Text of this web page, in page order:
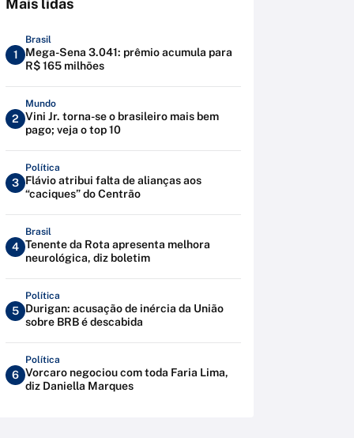
Mais lidas
1
Brasil
Mega-Sena 3.041: prêmio acumula para
R$ 165 milhões
2
Mundo
Vini Jr. torna-se o brasileiro mais bem
pago; veja o top 10
3
Política
Flávio atribui falta de alianças aos
“caciques” do Centrão
4
Brasil
Tenente da Rota apresenta melhora
neurológica, diz boletim
5
Política
Durigan: acusação de inércia da União
sobre BRB é descabida
6
Política
Vorcaro negociou com toda Faria Lima,
diz Daniella Marques